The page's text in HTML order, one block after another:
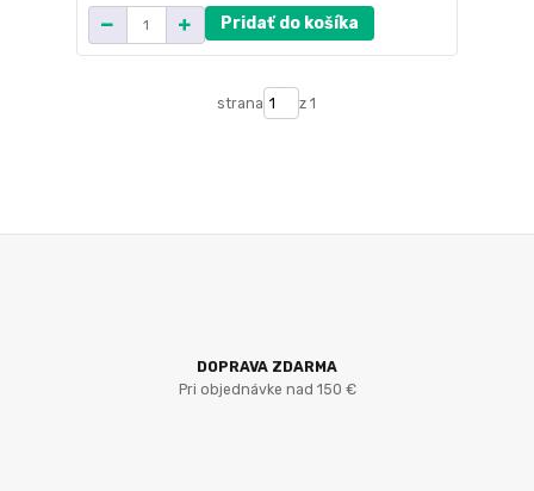
Pridať do košíka
strana z 1
DOPRAVA ZDARMA
Pri objednávke nad 150 €